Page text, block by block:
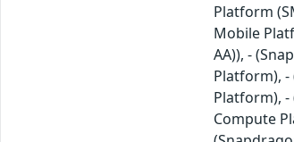
Platform
Mobile
AA)), -
Platform), -
Platform), -
Compute